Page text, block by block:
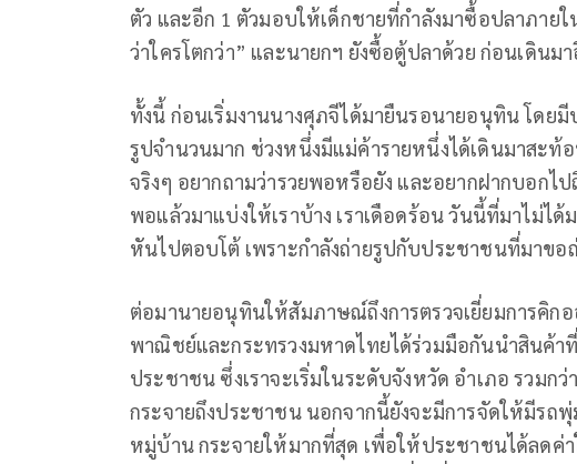
ตัว และอีก 1 ตัวมอบให้เด็กชายที่กำลังมาซื้อปลาภาย
ว่าใครโตกว่า” และนายกฯ ยังซื้อตู้ปลาด้วย ก่อนเดินม
ทั้งนี้ ก่อนเริ่มงานนางศุภจีได้มายืนรอนายอนุทิน โดย
รูปจำนวนมาก ช่วงหนึ่งมีแม่ค้ารายหนึ่งได้เดินมาสะ
จริงๆ อยากถามว่ารวยพอหรือยัง และอยากฝากบอกไ
พอแล้วมาแบ่งให้เราบ้าง เราเดือดร้อน วันนี้ที่มาไม่ไ
หันไปตอบโต้ เพราะกำลังถ่ายรูปกับประชาชนที่มาขอ
ต่อมานายอนุทินให้สัมภาษณ์ถึงการตรวจเยี่ยมการคิกอ
พาณิชย์และกระทรวงมหาดไทยได้ร่วมมือกันนำสินค้า
ประชาชน ซึ่งเราจะเริ่มในระดับจังหวัด อำเภอ รวมก
กระจายถึงประชาชน นอกจากนี้ยังจะมีการจัดให้มีรถ
หมู่บ้าน กระจายให้มากที่สุด เพื่อให้ประชาชนได้ลดค่